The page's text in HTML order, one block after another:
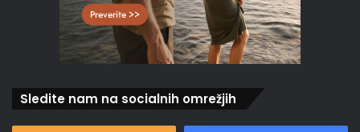
Sledite nam na socialnih omrežjih